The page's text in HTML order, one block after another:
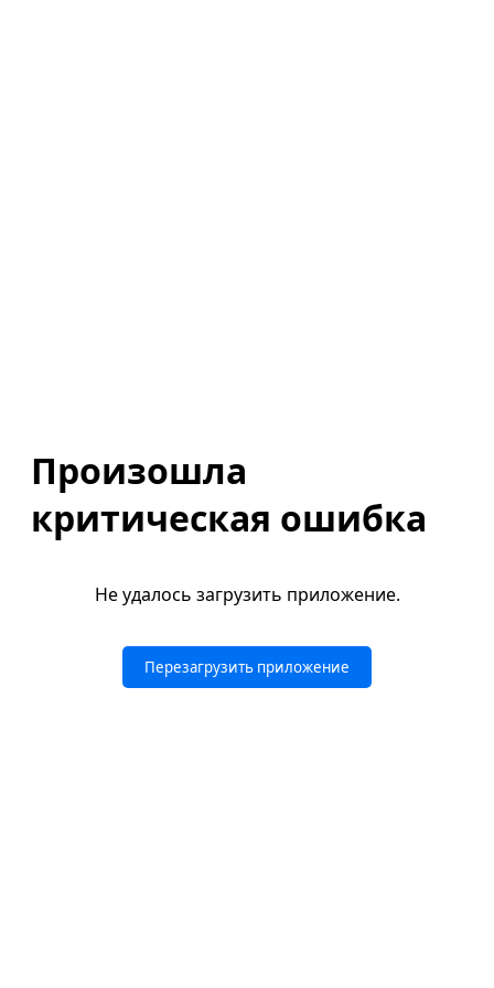
Произошла
критическая ошибка
Не удалось загрузить приложение.
Перезагрузить приложение